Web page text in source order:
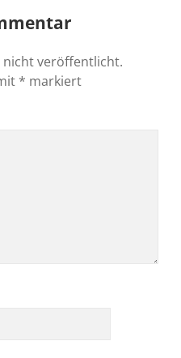
nicht veröffentlicht.
* markiert